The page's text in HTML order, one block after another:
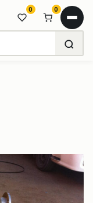
0 0